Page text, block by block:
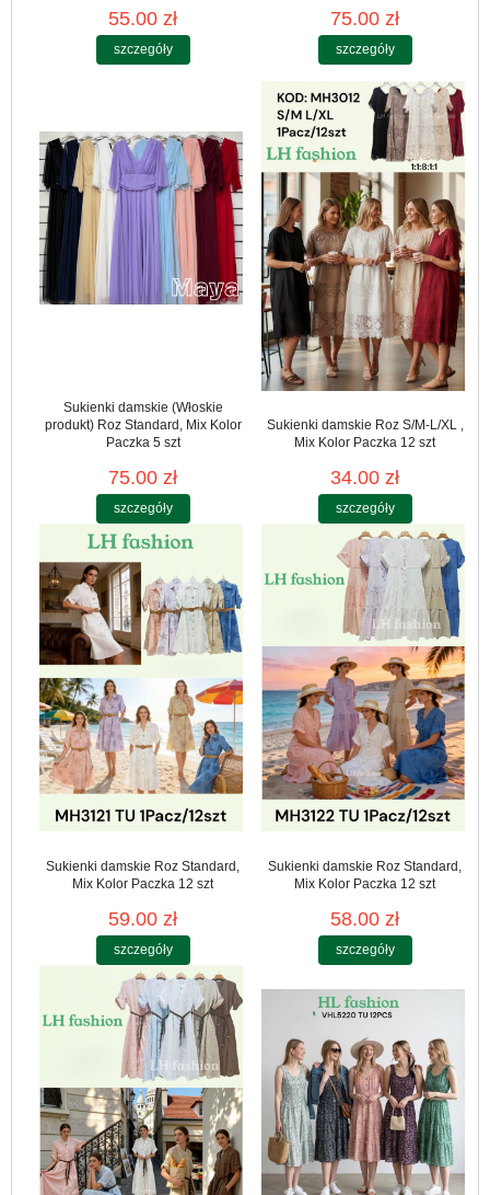
55.00 zł
szczegóły
75.00 zł
szczegóły
Sukienki damskie (Włoskie
produkt) Roz Standard, Mix Kolor
Paczka 5 szt
75.00 zł
szczegóły
Sukienki damskie Roz S/M-L/XL ,
Mix Kolor Paczka 12 szt
34.00 zł
szczegóły
Sukienki damskie Roz Standard,
Mix Kolor Paczka 12 szt
59.00 zł
szczegóły
Sukienki damskie Roz Standard,
Mix Kolor Paczka 12 szt
58.00 zł
szczegóły